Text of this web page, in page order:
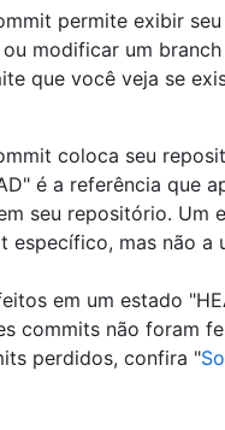
permite exibir
modificar um
que você veja se
coloca seu
é a referência que
seu repositório. Um
específico, mas não
em um estado
commits não foram
perdidos, confira "